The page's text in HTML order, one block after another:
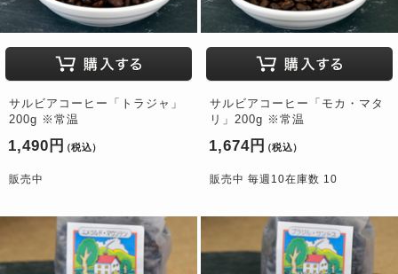
サルビアコーヒー「トラジャ」
200g ※常温
1,490円 （税込）
販売中
サルビアコーヒー「モカ・マタ
リ」200g ※常温
1,674円 （税込）
販売中 毎週10在庫数 10